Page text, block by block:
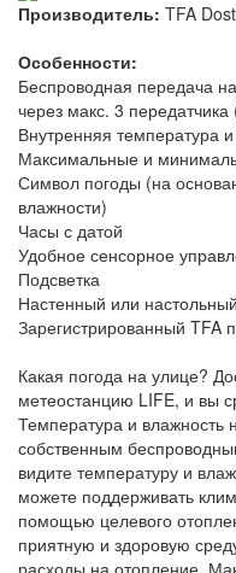
Производитель: TFA
Особенности:
Беспроводная передача
через макс. 3
Внутренняя температура
Максимальные и
Символ погоды (на
влажности)
Часы с датой
Удобное сенсорное
Подсветка
Настенный или
Зарегистрированный TFA
Какая погода на улице?
метеостанцию LIFE, и вы
Температура и влажность
собственным
видите температуру и
можете поддерживать
помощью целевого
приятную и здоровую
расходы на отопление.